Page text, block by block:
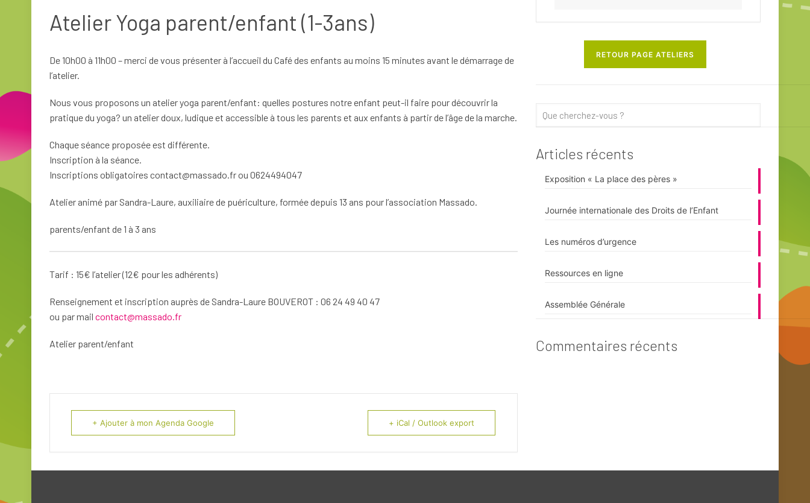
Atelier Yoga parent/enfant (1-3ans)
De 10h00 à 11h00 – merci de vous présenter à l’accueil du Café des enfants au moins 15 minutes avant le démarrage de
l’atelier.
Nous vous proposons un atelier yoga parent/enfant: quelles postures notre enfant peut-il faire pour découvrir la
pratique du yoga? un atelier doux, ludique et accessible à tous les parents et aux enfants à partir de l’âge de la marche.
Chaque séance proposée est différente.
Inscription à la séance.
Inscriptions obligatoires contact@massado.fr ou 0624494047
Atelier animé par Sandra-Laure, auxiliaire de puériculture, formée depuis 13 ans pour l’association Massado.
parents/enfant de 1 à 3 ans
Tarif : 15€ l’atelier (12€ pour les adhérents)
Renseignement et inscription auprès de Sandra-Laure BOUVEROT : 06 24 49 40 47
ou par mail contact@massado.fr
Atelier parent/enfant
+ Ajouter à mon Agenda Google + iCal / Outlook export
RETOUR PAGE ATELIERS
Articles récents
Exposition « La place des pères »
Journée internationale des Droits de l’Enfant
Les numéros d’urgence
Ressources en ligne
Assemblée Générale
Commentaires récents